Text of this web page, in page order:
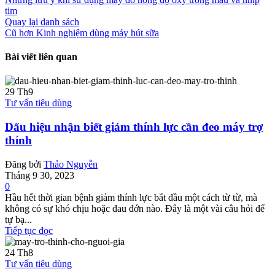
tim
Quay lại danh sách
Cũ hơn Kinh nghiệm dùng máy hút sữa
Bài viết liên quan
29 Th9
Tư vấn tiêu dùng
Dấu hiệu nhận biết giảm thính lực cần đeo máy trợ
thính
Đăng bởi Thảo Nguyễn
Tháng 9 30, 2023
0
Hầu hết thời gian bệnh giảm thính lực bắt đầu một cách từ từ, mà
không có sự khó chịu hoặc đau đớn nào. Đây là một vài câu hỏi để
tự bạ...
Tiếp tục đọc
24 Th8
Tư vấn tiêu dùng